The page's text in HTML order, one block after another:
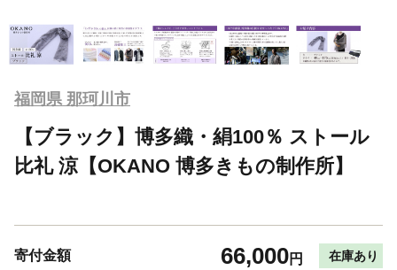
福岡県 那珂川市
【ブラック】博多織・絹100％ ストール
比礼 涼【OKANO 博多きもの制作所】
寄付金額 66,000円 在庫あり